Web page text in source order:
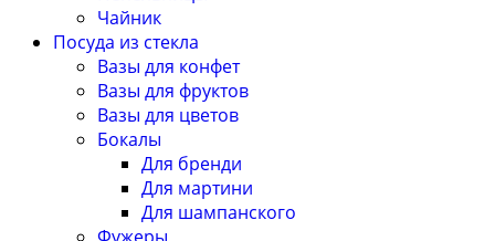
Чайник
Посуда из стекла
Вазы для конфет
Вазы для фруктов
Вазы для цветов
Бокалы
Для бренди
Для мартини
Для шампанского